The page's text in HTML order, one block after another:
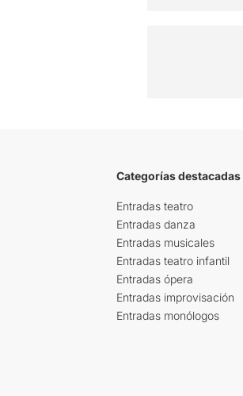
Categorías destacadas
Entradas teatro
Entradas danza
Entradas musicales
Entradas teatro infantil
Entradas ópera
Entradas improvisación
Entradas monólogos